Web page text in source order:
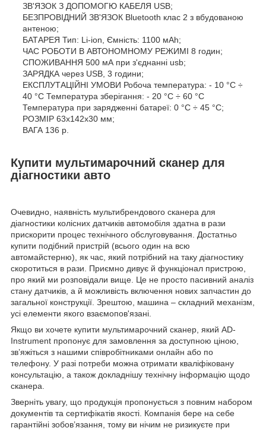
ЗВ'ЯЗОК З ДОПОМОГЮ КАБЕЛЯ USB;
БЕЗПРОВІДНИЙ ЗВ'ЯЗОК Bluetooth клас 2 з вбудованою
антеною;
БАТАРЕЯ Тип: Li-ion, Ємність: 1100 мАh;
ЧАС РОБОТИ В АВТОНОМНОМУ РЕЖИМІ 8 годин;
СПОЖИВАННЯ 500 мА при з'єднанні usb;
ЗАРЯДКА через USB, 3 години;
ЕКСПЛУТАЦІЙНІ УМОВИ Робоча температура: - 10 °C ÷
40 °C Температура зберігання: - 20 °C ÷ 60 °C
Температура при зарядженні батареї: 0 °C ÷ 45 °C;
РОЗМІР 63x142x30 мм;
ВАГА 136 р.
Купити мультимарочний сканер для
діагностики авто
Очевидно, наявність мультибрендового сканера для
діагностики колісних датчиків автомобіля здатна в рази
прискорити процес технічного обслуговування. Достатньо
купити подібний пристрій (всього один на всю
автомайстерню), як час, який потрібний на таку діагностику
скоротиться в рази. Приємно дивує й функціонал пристрою,
про який ми розповідали вище. Це не просто пасивний аналіз
стану датчиків, а й можливість включення нових запчастин до
загальної конструкції. Зрештою, машина – складний механізм,
усі елементи якого взаємопов'язані.
Якщо ви хочете купити мультимарочний сканер, який AD-
Instrument пропонує для замовлення за доступною ціною,
зв’яжіться з нашими співробітниками онлайн або по
телефону. У разі потреби можна отримати кваліфіковану
консультацію, а також докладнішу технічну інформацію щодо
сканера.
Зверніть увагу, що продукція пропонується з повним набором
документів та сертифікатів якості. Компанія бере на себе
гарантійні зобов’язання, тому ви нічим не ризикуєте при